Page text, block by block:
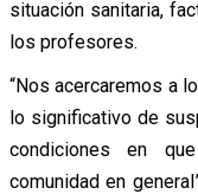
situación sanitaria,
los profesores.
“Nos acercaremos a
lo significativo de
condiciones en
comunidad en